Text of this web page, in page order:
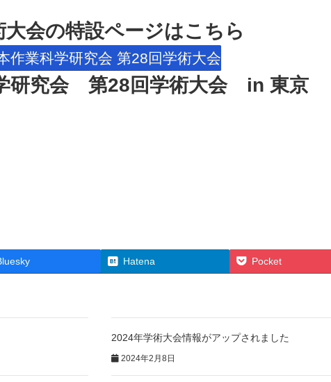
大会の特設ページはこちら
作業科学研究会 第28回学術大会
研究会 第28回学術大会 in 東京
Hatena Pocket
2024年学術大会情報がアップされました
2024年2月8日